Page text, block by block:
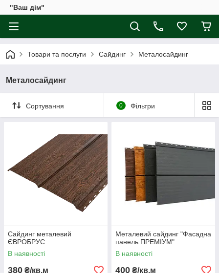
"Ваш дім"
Товари та послуги Сайдинг Металосайдинг
Металосайдинг
Сортування 0 Фільтри
Сайдинг металевий
ЄВРОБРУС
В наявності
380 ₴/кв.м
Металевий сайдинг "Фасадна
панель ПРЕМІУМ"
В наявності
400 ₴/кв.м